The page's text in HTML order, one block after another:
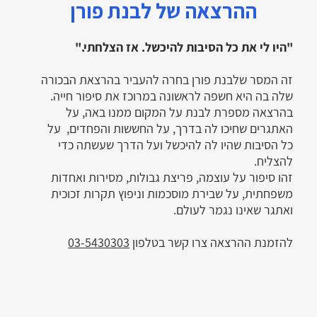
ההרצאה של לבנת פורן
"היו לי את כל הסיבות להיכשל. אז הצלחתי."
זה המסר שלבנת פורן בחרה להעביר בהרצאת הבכורה
שלה בה היא חשפה לראשונה במרוכז את סיפור חייה.
בהרצאה מספרת לבנת על המקום ממנו באה, על
האתגרים שחיכו לה בדרך, על החששות והפחדים, על
כל הסיבות שהיו לה להיכשל ועל הדרך שעשתה כדי
להצליח.
זהו סיפור על עוצמה, פריצת גבולות, מסירות ואחדות
משפחתית, על שבירת מוסכמות וניפוץ תקרות זכוכית
ואתגר שאינו נגמר לעולם.
להזמנת ההרצאה צרו קשר בטלפון 03-5430303